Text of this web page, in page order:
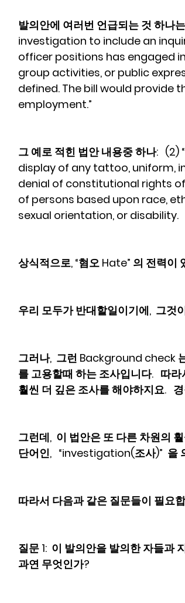
발의안에 여러번 언급되는 것 하나
investigation to include an
officer positions has engaged
group activities, or public
defined. The bill would provide
employment.”
그 예로 적힌 법안 내용중 하나:
display of any tattoo, uniform,
denial of constitutional rights
of persons based upon race,
sexual orientation, or disability.
상식적으로, “혐오 Hate” 의 전력이
우리 모두가 반대할일이기에,  그것
그러나,  그런 Background check
를 고용할때 하는 조사입니다.   따
훨씬 더 깊은 조사를 해야하지요.
그런데,  이 법안은 또 다른 차원의
단어인,   “investigation(조사)”  을
따라서 다음과 같은 질문들이 필요
질문 1:  이 발의안을 발의한 자들과
과연 무엇인가?